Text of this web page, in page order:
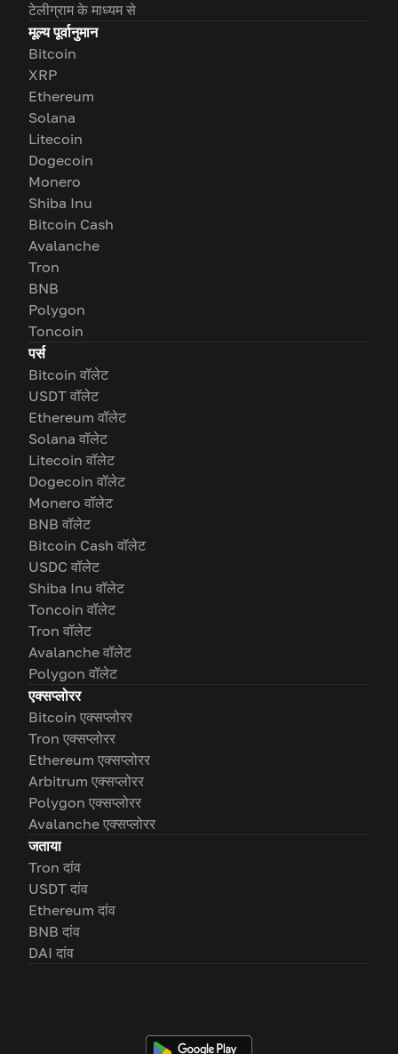
टेलीग्राम के माध्यम से
मूल्य पूर्वानुमान
Bitcoin
XRP
Ethereum
Solana
Litecoin
Dogecoin
Monero
Shiba Inu
Bitcoin Cash
Avalanche
Tron
BNB
Polygon
Toncoin
पर्स
Bitcoin वॉलेट
USDT वॉलेट
Ethereum वॉलेट
Solana वॉलेट
Litecoin वॉलेट
Dogecoin वॉलेट
Monero वॉलेट
BNB वॉलेट
Bitcoin Cash वॉलेट
USDC वॉलेट
Shiba Inu वॉलेट
Toncoin वॉलेट
Tron वॉलेट
Avalanche वॉलेट
Polygon वॉलेट
एक्सप्लोरर
Bitcoin एक्सप्लोरर
Tron एक्सप्लोरर
Ethereum एक्सप्लोरर
Arbitrum एक्सप्लोरर
Polygon एक्सप्लोरर
Avalanche एक्सप्लोरर
जताया
Tron दांव
USDT दांव
Ethereum दांव
BNB दांव
DAI दांव